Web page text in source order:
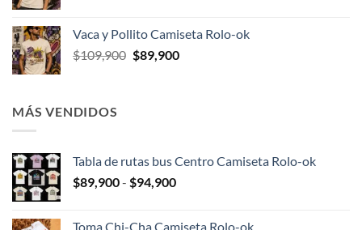
era:
$109,900.
es:
$89,900.
Vaca y Pollito Camiseta Rolo-ok
$109,900 El
$89,900El
MÁS VENDIDOS
Tabla de rutas bus Centro Camiseta Rolo-ok
$89,900- $94,900Rango
Toma Chi-Cha Camiseta Rolo-ok